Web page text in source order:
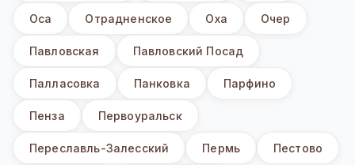
Оса Отрадненское Оха Очер
Павловская Павловский Посад
Палласовка Панковка Парфино
Пенза Первоуральск
Переславль-Залесский Пермь Пестово